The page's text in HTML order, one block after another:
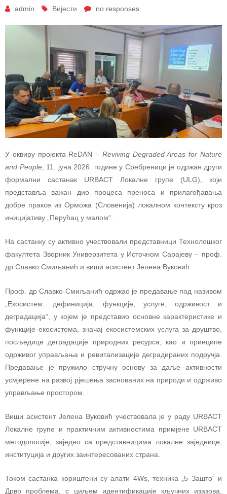
admin Вијести no responses.
У оквиру пројекта ReDAN – Reviving Degraded Areas for Nature
and People, 11. јуна 2026. године у Сребреници је одржан други
формални састанак URBACT Локалне групе (ULG), који
представља важан дио процеса преноса и прилагођавања
добре праксе из Орможа (Словенија) локалном контексту кроз
иницијативу „Перућац у малом“.
На састанку су активно учествовали представници Технолошког
факултета Зворник Универзитета у Источном Сарајеву – проф.
др Славко Смиљанић и виши асистент Јелена Вуковић.
Проф. др Славко Смиљанић одржао је предавање под називом
„Екосистем: дефиниција, функције, услуге, одрживост и
деградација“, у којем је представио основне карактеристике и
функције екосистема, значај екосистемских услуга за друштво,
посљедице деградације природних ресурса, као и принципе
одрживог управљања и ревитализације деградираних подручја.
Предавање је пружило стручну основу за даље активности
усмјерене на развој рјешења заснованих на природи и одрживо
управљање простором.
Виши асистент Јелена Вуковић учествовала је у раду URBACT
Локалне групе и практичним активностима примјене URBACT
методологије, заједно са представницима локалне заједнице,
институција и других заинтересованих страна.
Током састанка кориштени су алати 4Ws, техника „5 Зашто“ и
Дрво проблема, с циљем идентификације кључних изазова,